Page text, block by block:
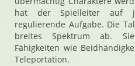
hat der Spielleiter auf
regulierende Aufgabe. Die
breites Spektrum ab.
Fähigkeiten wie
Teleportation.